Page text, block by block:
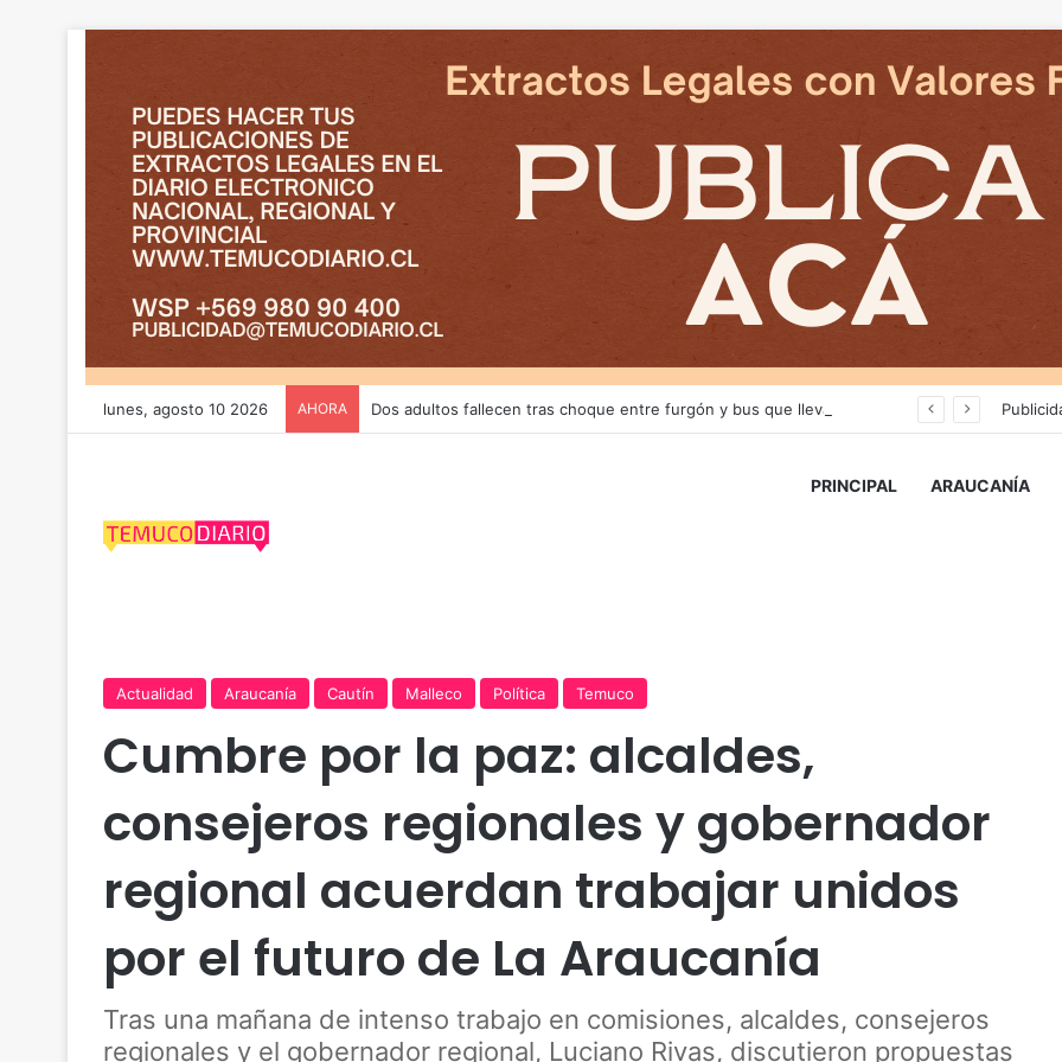
lunes, agosto 10 2026 AHORA
PRINCIPAL ARAUCANÍA
Actualidad Araucanía Cautín Malleco Política Temuco
Cumbre por la paz: alcaldes,
consejeros regionales y gobernador
regional acuerdan trabajar unidos
por el futuro de La Araucanía
Tras una mañana de intenso trabajo en comisiones, alcaldes, consejeros
regionales y el gobernador regional, Luciano Rivas, discutieron propuestas